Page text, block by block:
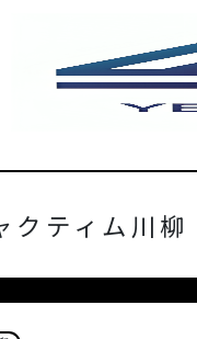
クティム川柳